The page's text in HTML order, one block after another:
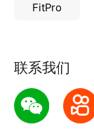
FitPro
联系我们